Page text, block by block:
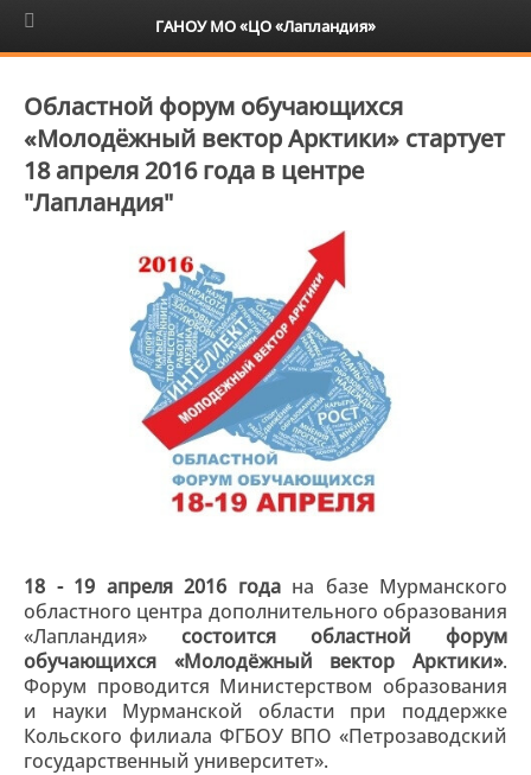
6+
Областной форум обучающихся
«Молодёжный вектор Арктики» стартует
18 апреля 2016 года в центре
"Лапландия"
18 - 19 апреля 2016 годана базе Мурманского
областного центра дополнительного образования
«Лапландия» состоится областной форум
обучающихся «Молодёжный вектор Арктики».
Форум проводится Министерством образования
и науки Мурманской области при поддержке
Кольского филиала ФГБОУ ВПО «Петрозаводский
государственный университет».
ГАНОУ МО «ЦО «Лапландия»